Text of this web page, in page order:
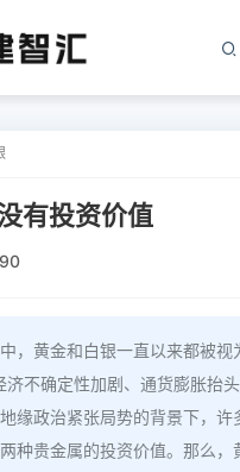
有投资价值
90
，黄金和白银一直以来都被视
济不确定性加剧、通货膨胀抬
缘政治紧张局势的背景下，许
种贵金属的投资价值。那么，